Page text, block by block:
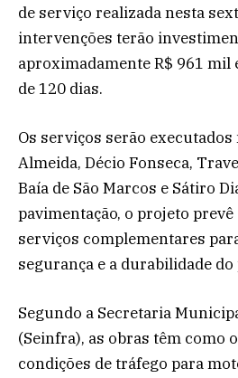
de serviço realizada nesta
intervenções terão
aproximadamente R$ 961 mil
de 120 dias.
Os serviços serão
Almeida, Décio Fonseca,
Baía de São Marcos e Sátiro
pavimentação, o projeto prevê
serviços complementares
segurança e a durabilidade
Segundo a Secretaria
(Seinfra), as obras têm como
condições de tráfego para